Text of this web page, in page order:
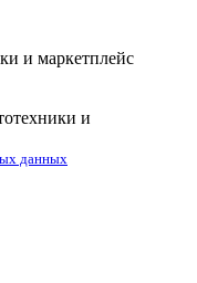
и маркетплейс
и
данных